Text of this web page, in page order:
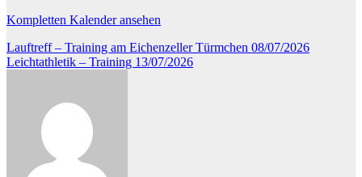
Kompletten Kalender ansehen
Beitragsnavigation
Lauftreff – Training am Eichenzeller Türmchen 08/07/2026
Leichtathletik – Training 13/07/2026